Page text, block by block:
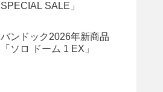
SPECIAL SALE」
バンドック2026年新商品
「ソロ ドーム 1 EX」